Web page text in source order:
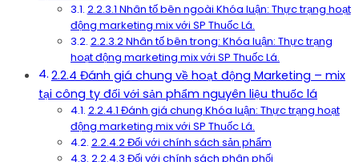
2.2.3.1 Nhân tố bên ngoài Khóa luận: Thực trạng hoạt
động marketing mix với SP Thuốc Lá.
2.2.3.2 Nhân tố bên trong: Khóa luận: Thực trạng
hoạt động marketing mix với SP Thuốc Lá.
2.2.4 Đánh giá chung về hoạt động Marketing – mix
tại công ty đối với sản phẩm nguyên liệu thuốc lá
2.2.4.1 Đánh giá chung Khóa luận: Thực trạng hoạt
động marketing mix với SP Thuốc Lá.
2.2.4.2 Đối với chính sách sản phẩm
2.2.4.3 Đối với chính sách phân phối